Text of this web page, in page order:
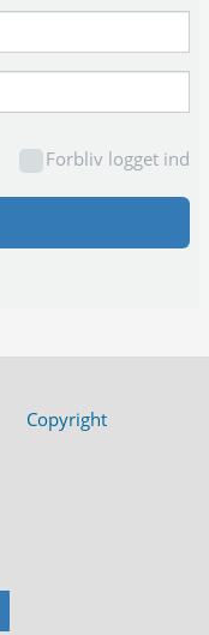
Forbliv logget ind
Copyright